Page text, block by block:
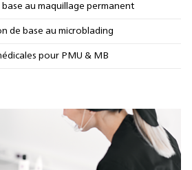
base au maquillage permanent
de base au microblading
pour PMU & MB